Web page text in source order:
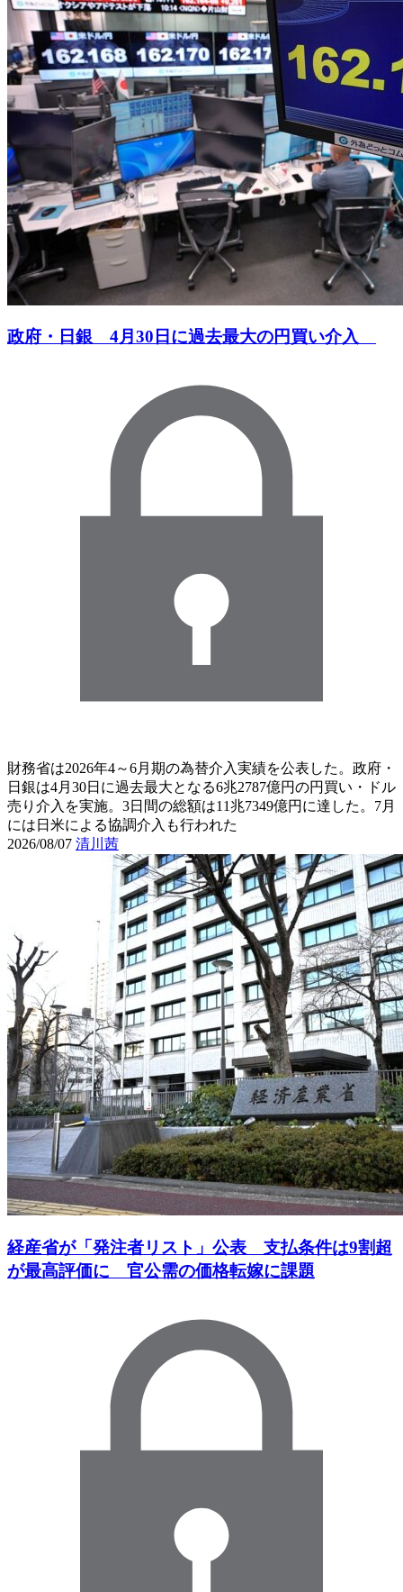
政府・日銀 4月30日に過去最大の円買い介入
財務省は2026年4～6月期の為替介入実績を公表した。政府・
日銀は4月30日に過去最大となる6兆2787億円の円買い・ドル
売り介入を実施。3日間の総額は11兆7349億円に達した。7月
には日米による協調介入も行われた
2026/08/07 清川茜
経産省が「発注者リスト」公表 支払条件は9割超
が最高評価に 官公需の価格転嫁に課題